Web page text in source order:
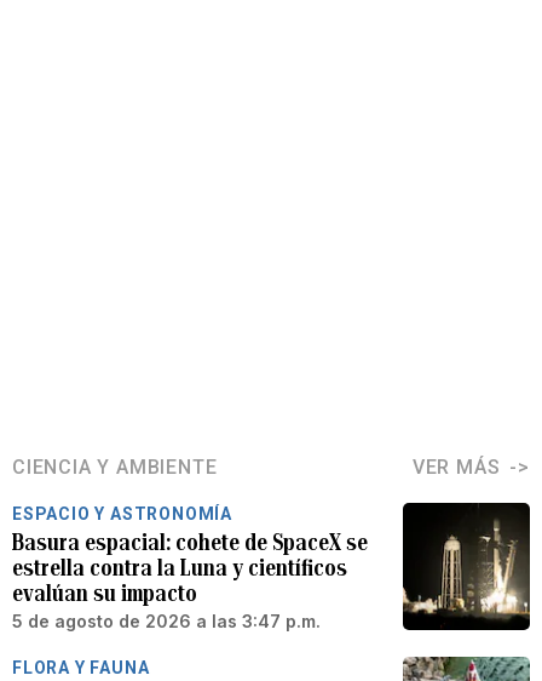
CIENCIA Y AMBIENTE VER MÁS
ESPACIO Y ASTRONOMÍA
Basura espacial: cohete de SpaceX se
estrella contra la Luna y científicos
evalúan su impacto
5 de agosto de 2026 a las 3:47 p.m.
FLORA Y FAUNA